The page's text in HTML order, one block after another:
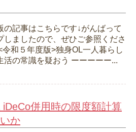
の記事はこちらです↓がんばって
しましたので、ぜひご参照くださ
令和５年度版>独身OL一人暮らし
活の常識を疑おう ーーーーー...
併用時の限度額計算
か